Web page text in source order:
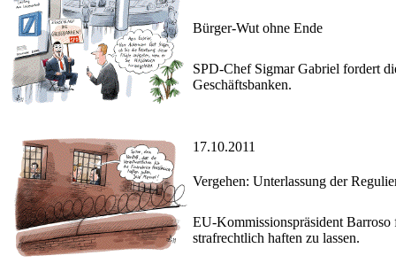
Bürger-Wut ohne Ende
SPD-Chef Sigmar Gabriel fordert
Geschäftsbanken.
17.10.2011
Vergehen: Unterlassung der
EU-Kommissionspräsident Barroso
strafrechtlich haften zu lassen.